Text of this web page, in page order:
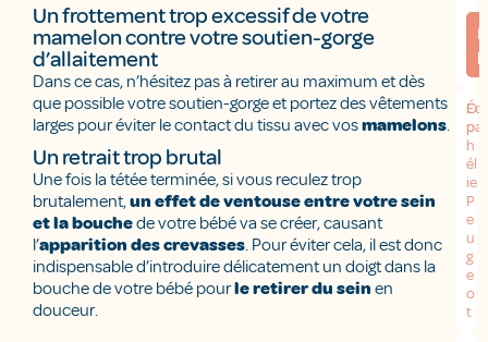
Un frottement trop excessif de votre
mamelon contre votre soutien-gorge
d’allaitement
Dans ce cas, n’hésitez pas à retirer au maximum et dès
que possible votre soutien-gorge et portez des vêtements
larges pour éviter le contact du tissu avec vosmamelons.
Un retrait trop brutal
Une fois la tétée terminée, si vous reculez trop
brutalement,un effet de ventouse entre votre sein
et la bouchede votre bébé va se créer, causant
l’apparition des crevasses. Pour éviter cela, il est donc
indispensable d’introduire délicatement un doigt dans la
bouche de votre bébé pourle retirer du sein en
douceur.
par
:
O
p
h
él
ie
P
e
u
g
e
o
t